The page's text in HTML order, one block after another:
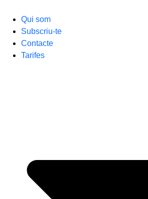
Qui som
Subscriu-te
Contacte
Tarifes